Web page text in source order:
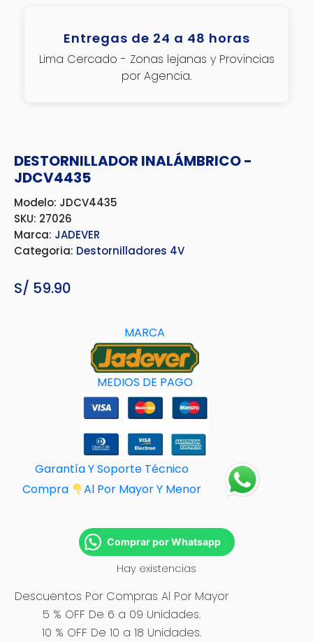
Entregas de 24 a 48 horas
Lima Cercado - Zonas lejanas y Provincias
por Agencia.
DESTORNILLADOR INALÁMBRICO -
JDCV4435
Modelo: JDCV4435
SKU: 27026
Marca: JADEVER
Categoria: Destornilladores 4V
S/ 59.90
MARCA
MEDIOS DE PAGO
Garantía Y Soporte Técnico
Compra
Al Por Mayor Y Menor
Comprar por Whatsapp
Hay existencias
Descuentos Por Compras Al Por Mayor
5 % OFF De 6 a 09 Unidades.
10 % OFF De 10 a 18 Unidades.